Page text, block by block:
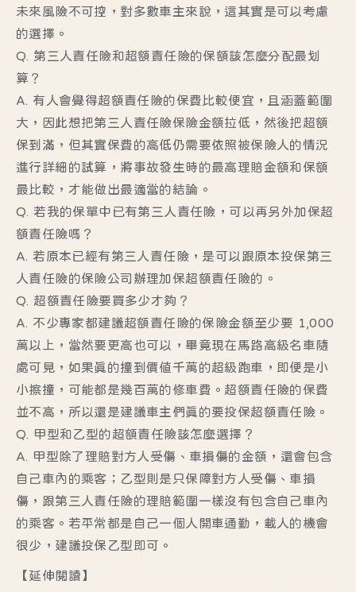
未來風險不可控，對多數車主來說，這其實是可以考慮
的選擇。
Q. 第三人責任險和超額責任險的保額該怎麼分配最划
算？
A. 有人會覺得超額責任險的保費比較便宜，且涵蓋範圍
大，因此想把第三人責任險保險金額拉低，然後把超額
保到滿，但其實保費的高低仍需要依照被保險人的情況
進行詳細的試算，將事故發生時的最高理賠金額和保額
最比較，才能做出最適當的結論。
Q. 若我的保單中已有第三人責任險，可以再另外加保超
額責任險嗎？
A. 若原本已經有第三人責任險，是可以跟原本投保第三
人責任險的保險公司辦理加保超額責任險的。
Q. 超額責任險要買多少才夠？
A. 不少專家都建議超額責任險的保險金額至少要 1,000
萬以上，當然要更高也可以，畢竟現在馬路高級名車隨
處可見，如果真的撞到價值千萬的超級跑車，即便是小
小擦撞，可能都是幾百萬的修車費。超額責任險的保費
並不高，所以還是建議車主們真的要投保超額責任險。
Q. 甲型和乙型的超額責任險該怎麼選擇？
A. 甲型除了理賠對方人受傷、車損傷的金額，還會包含
自己車內的乘客；乙型則是只保障對方人受傷、車損
傷，跟第三人責任險的理賠範圍一樣沒有包含自己車內
的乘客。若平常都是自己一個人開車通勤，載人的機會
很少，建議投保乙型即可。
【延伸閱讀】